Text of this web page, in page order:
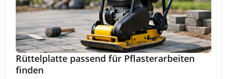
Rüttelplatte passend für Pflasterarbeiten
finden